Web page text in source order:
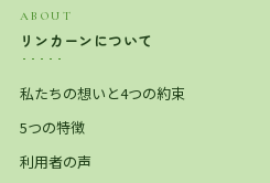
ABOUT
リンカーンについて
私たちの想いと4つの約束
5つの特徴
利用者の声